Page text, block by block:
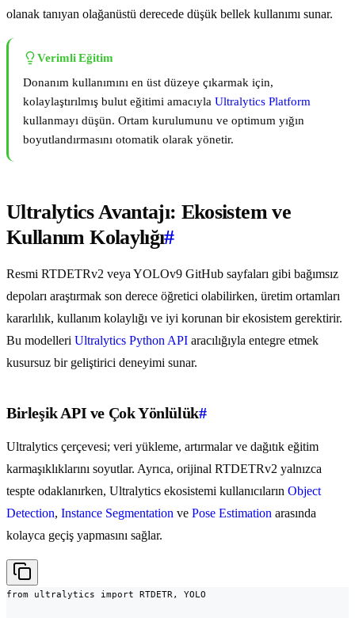
olanak tanıyan olağanüstü derecede düşük bellek kullanımı sunar.
Verimli Eğitim
Donanım kullanımını en üst düzeye çıkarmak için,
kolaylaştırılmış bulut eğitimi amacıyla Ultralytics Platform
kullanmayı düşün. Ortam kurulumunu ve optimum yığın
boyutlandırmasını otomatik olarak yönetir.
Ultralytics Avantajı: Ekosistem ve
Kullanım Kolaylığı#
Resmi RTDETRv2 veya YOLOv9 GitHub sayfaları gibi bağımsız
depoları araştırmak son derece öğretici olabilirken, üretim ortamları
kararlılık, kullanım kolaylığı ve iyi korunan bir ekosistem gerektirir.
Bu modelleri Ultralytics Python API aracılığıyla entegre etmek
kusursuz bir geliştirici deneyimi sunar.
Birleşik API ve Çok Yönlülük#
Ultralytics çerçevesi; veri yükleme, artırmalar ve dağıtık eğitim
karmaşıklıklarını soyutlar. Ayrıca, orijinal RTDETRv2 yalnızca
tespte odaklanırken, Ultralytics ekosistemi kullanıcıların Object
Detection, Instance Segmentation ve Pose Estimation arasında
kolayca geçiş yapmasını sağlar.
from ultralytics import RTDETR, YOLO